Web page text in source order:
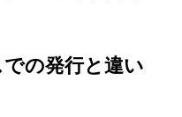
の発行と違い